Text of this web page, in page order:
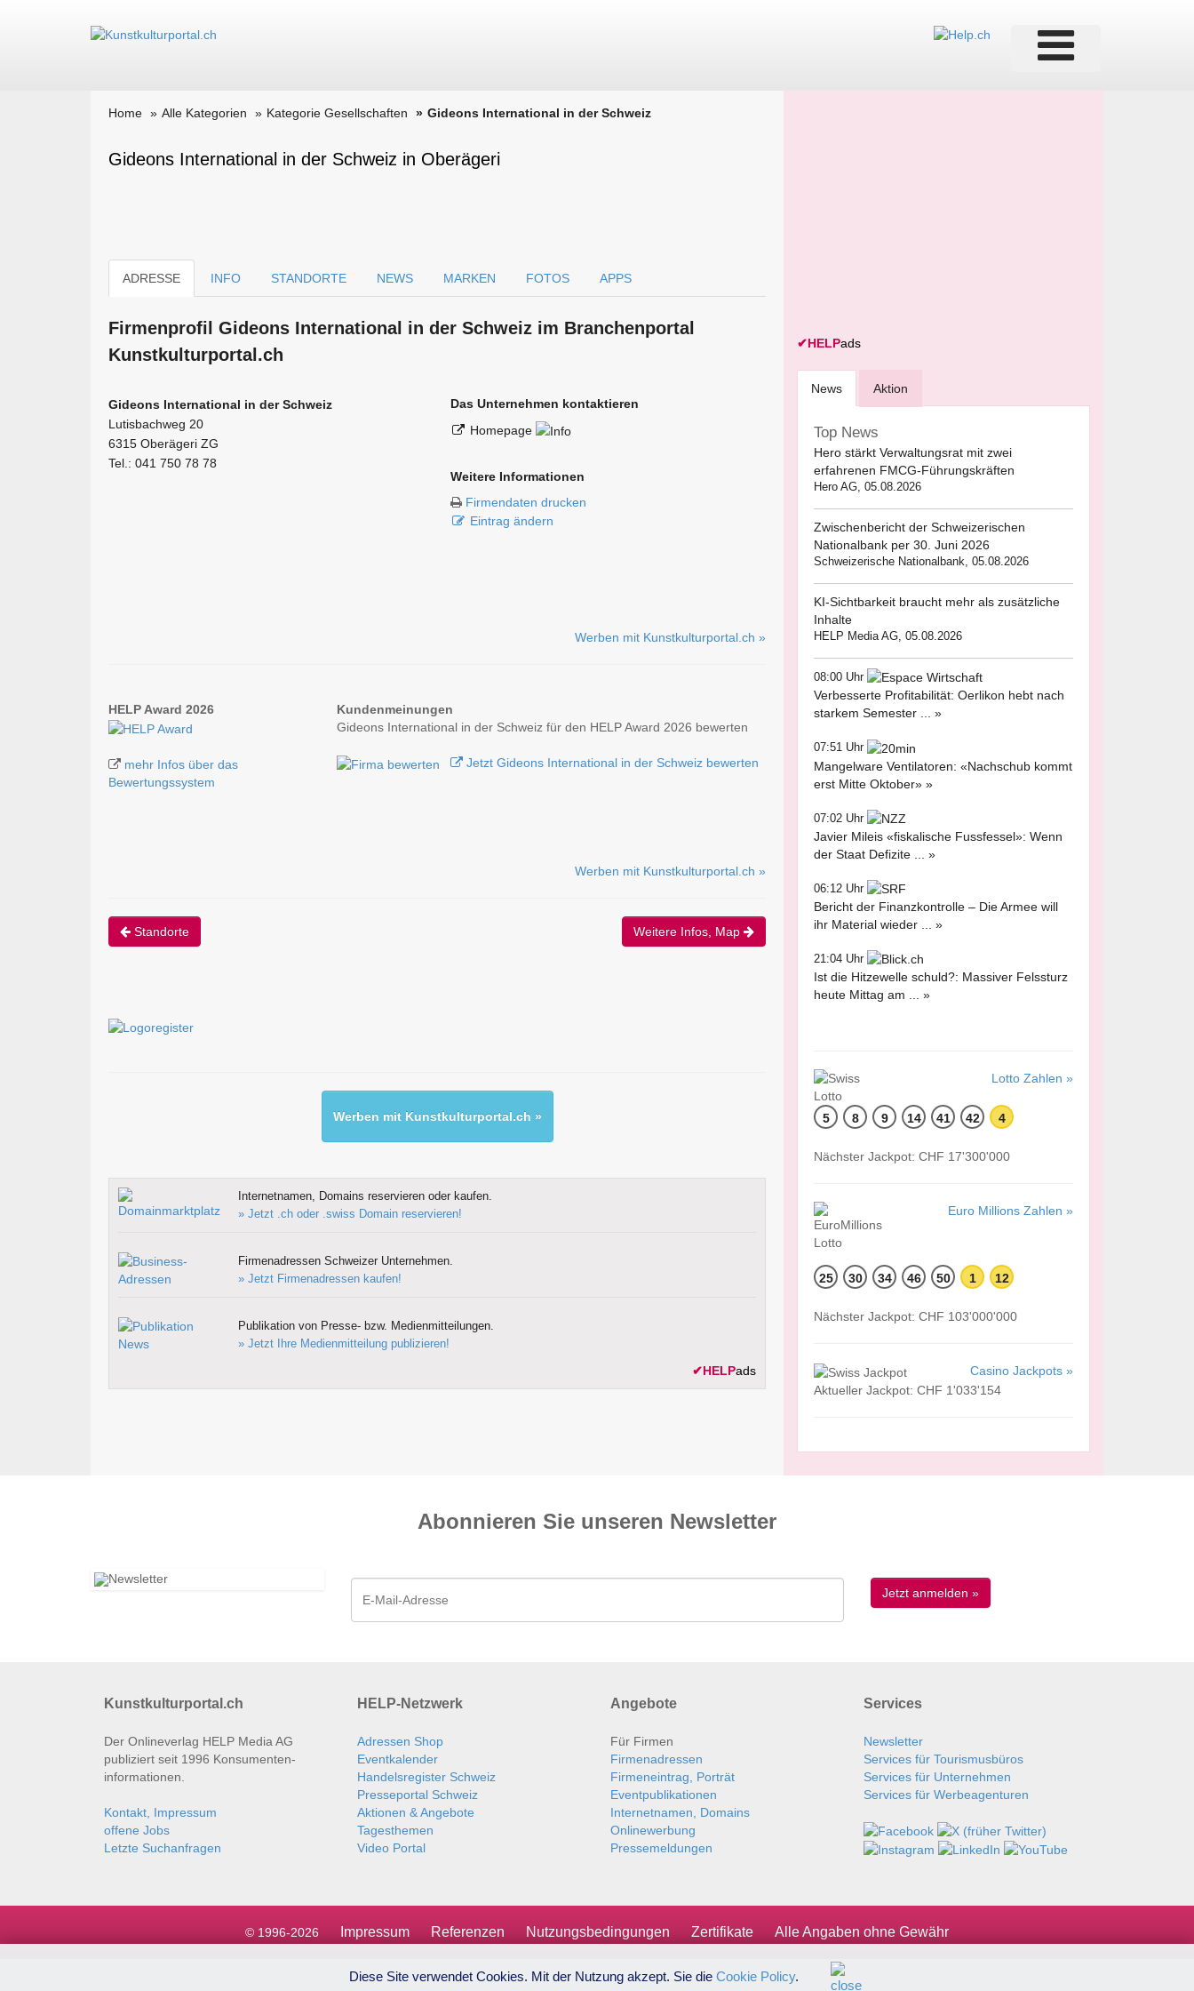
Home Alle Kategorien Kategorie Gesellschaften Gideons International in der Schweiz
Gideons International in der Schweiz in Oberägeri
ADRESSE INFO STANDORTE NEWS MARKEN FOTOS APPS
Firmen­profil Gideons International in der Schweiz im Branchen­portal
Kunstkulturportal.ch
Gideons International in der Schweiz
Lutisbachweg 20
6315 Oberägeri ZG
Tel.: 041 750 78 78
Das Unternehmen kontaktieren
Homepage
Weitere Informationen
Firmendaten drucken
Eintrag ändern
Werben mit Kunstkulturportal.ch »
HELP Award 2026
mehr Infos über das
Bewertungssystem
Kundenmeinungen
Gideons International in der Schweiz für den HELP Award 2026 bewerten
Jetzt Gideons International in der Schweiz bewerten
Werben mit Kunstkulturportal.ch »
Standorte Weitere Infos, Map
Werben mit Kunstkulturportal.ch »
Internetnamen, Domains reservieren oder kaufen.
» Jetzt .ch oder .swiss Domain reservieren!
Firmenadressen Schweizer Unternehmen.
» Jetzt Firmenadressen kaufen!
Publikation von Presse- bzw. Medienmitteilungen.
» Jetzt Ihre Medienmitteilung publizieren!
✔HELPads
✔HELPads
News Aktion
Top News
Hero stärkt Verwaltungsrat mit zwei
erfahrenen FMCG-Führungskräften
Hero AG, 05.08.2026
Zwischenbericht der Schweizerischen
Nationalbank per 30. Juni 2026
Schweizerische Nationalbank, 05.08.2026
KI-Sichtbarkeit braucht mehr als zusätzliche
Inhalte
HELP Media AG, 05.08.2026
08:00 Uhr
Verbesserte Profitabilität: Oerlikon hebt nach
starkem Semester ... »
07:51 Uhr
Mangelware Ventilatoren: «Nachschub kommt
erst Mitte Oktober» »
07:02 Uhr
Javier Mileis «fiskalische Fussfessel»: Wenn
der Staat Defizite ... »
06:12 Uhr
Bericht der Finanzkontrolle – Die Armee will
ihr Material wieder ... »
21:04 Uhr
Ist die Hitzewelle schuld?: Massiver Felssturz
heute Mittag am ... »
Lotto Zahlen »
5 8 9 14 41 42 4
Nächster Jackpot: CHF 17'300'000
Euro Millions Zahlen »
25 30 34 46 50 1 12
Nächster Jackpot: CHF 103'000'000
Casino Jackpots »
Aktueller Jackpot: CHF 1'033'154
Abonnieren Sie unseren News­letter
Kunstkulturportal.ch
Der Onlineverlag HELP Media AG
publiziert seit 1996 Konsumenten­
informationen.
Kontakt, Impressum
offene Jobs
Letzte Suchanfragen
HELP-Netzwerk
Adressen Shop
Eventkalender
Handelsregister Schweiz
Presseportal Schweiz
Aktionen & Angebote
Tagesthemen
Video Portal
Angebote
Für Firmen
Firmenadressen
Firmeneintrag, Porträt
Eventpublikationen
Internetnamen, Domains
Onlinewerbung
Pressemeldungen
Services
Newsletter
Services für Tourismusbüros
Services für Unternehmen
Services für Werbeagenturen
© 1996-2026 Impressum Referenzen Nutzungsbedingungen Zertifikate Alle Angaben ohne Gewähr
Diese Site verwendet Cookies. Mit der Nutzung akzept. Sie die Cookie Policy.